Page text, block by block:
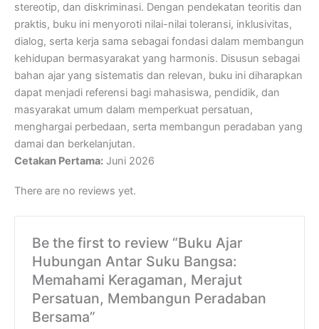
stereotip, dan diskriminasi. Dengan pendekatan teoritis dan
praktis, buku ini menyoroti nilai-nilai toleransi, inklusivitas,
dialog, serta kerja sama sebagai fondasi dalam membangun
kehidupan bermasyarakat yang harmonis. Disusun sebagai
bahan ajar yang sistematis dan relevan, buku ini diharapkan
dapat menjadi referensi bagi mahasiswa, pendidik, dan
masyarakat umum dalam memperkuat persatuan,
menghargai perbedaan, serta membangun peradaban yang
damai dan berkelanjutan.
Cetakan Pertama: Juni 2026
There are no reviews yet.
Be the first to review “Buku Ajar
Hubungan Antar Suku Bangsa:
Memahami Keragaman, Merajut
Persatuan, Membangun Peradaban
Bersama”